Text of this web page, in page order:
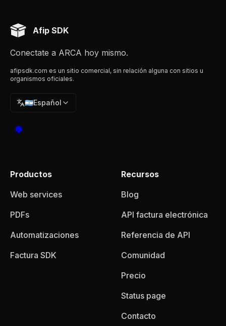
Afip SDK
Conectate a ARCA hoy mismo.
afipsdk.com es un sitio comercial, sin relación alguna con sitios u
organismos oficiales.
🇦🇷Español
Productos
Web services
PDFs
Automatizaciones
Factura SDK
Recursos
Blog
API factura electrónica
Referencia de API
Comunidad
Precio
Status page
Contacto